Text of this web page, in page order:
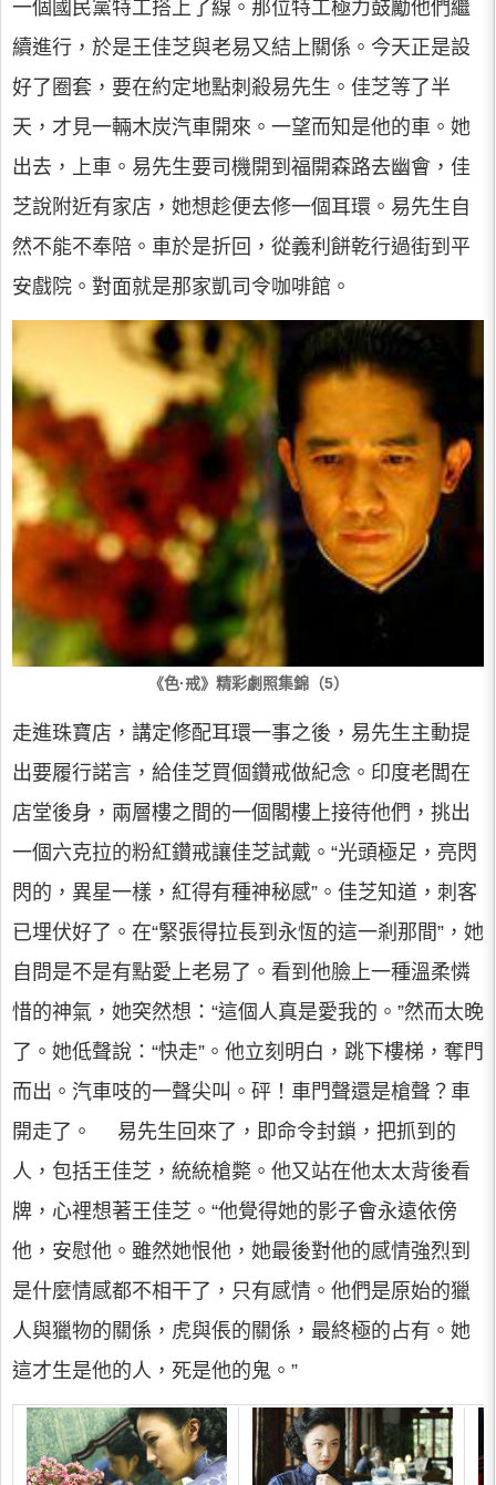
一個國民黨特工搭上了線。那位特工極力鼓勵他們繼
續進行，於是王佳芝與老易又結上關係。今天正是設
好了圈套，要在約定地點刺殺易先生。佳芝等了半
天，才見一輛木炭汽車開來。一望而知是他的車。她
出去，上車。易先生要司機開到福開森路去幽會，佳
芝說附近有家店，她想趁便去修一個耳環。易先生自
然不能不奉陪。車於是折回，從義利餅乾行過街到平
安戲院。對面就是那家凱司令咖啡館。
《色·戒》精彩劇照集錦（5）
走進珠寶店，講定修配耳環一事之後，易先生主動提
出要履行諾言，給佳芝買個鑽戒做紀念。印度老闆在
店堂後身，兩層樓之間的一個閣樓上接待他們，挑出
一個六克拉的粉紅鑽戒讓佳芝試戴。“光頭極足，亮閃
閃的，異星一樣，紅得有種神秘感”。佳芝知道，刺客
已埋伏好了。在“緊張得拉長到永恆的這一剎那間”，她
自問是不是有點愛上老易了。看到他臉上一種溫柔憐
惜的神氣，她突然想：“這個人真是愛我的。”然而太晚
了。她低聲說：“快走”。他立刻明白，跳下樓梯，奪門
而出。汽車吱的一聲尖叫。砰！車門聲還是槍聲？車
開走了。 易先生回來了，即命令封鎖，把抓到的
人，包括王佳芝，統統槍斃。他又站在他太太背後看
牌，心裡想著王佳芝。“他覺得她的影子會永遠依傍
他，安慰他。雖然她恨他，她最後對他的感情強烈到
是什麼情感都不相干了，只有感情。他們是原始的獵
人與獵物的關係，虎與倀的關係，最終極的占有。她
這才生是他的人，死是他的鬼。”